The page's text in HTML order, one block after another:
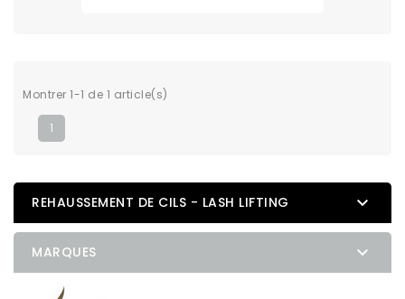
Montrer 1-1 de 1 article(s)
1
REHAUSSEMENT DE CILS - LASH LIFTING 
MARQUES 